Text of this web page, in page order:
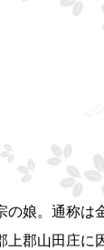
の娘。通称
郡山田庄に